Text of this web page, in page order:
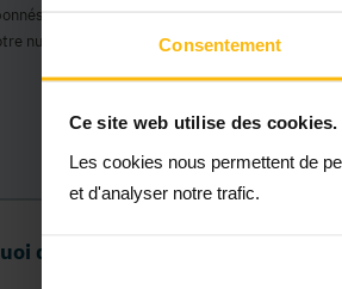
Consentement
Ce site web utilise des cookies.
Les cookies nous permettent de
et d'analyser notre trafic.
0>Cette inscription comprendra deux
numéro Banque Carrefour de l'Entreprise)2/
devenir membre en tant